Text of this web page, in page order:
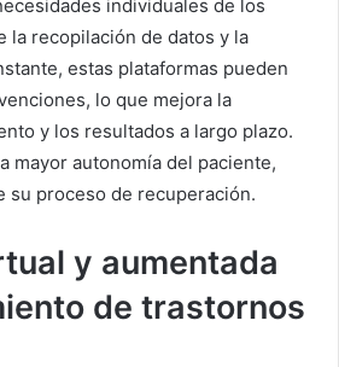
individuales de los
la recopilación de datos y la
estas plataformas pueden
lo que mejora la
y los resultados a largo plazo.
mayor autonomía del paciente,
su proceso de recuperación.
y aumentada
de trastornos